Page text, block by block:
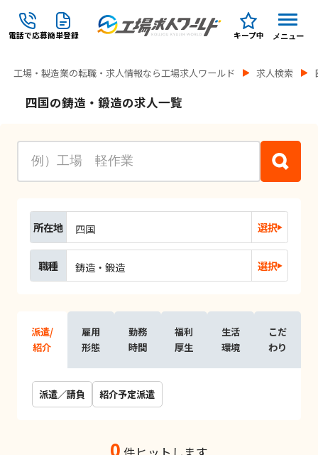
電話で応募簡単登録 キープ中 メニュー
工場・製造業の転職・求人情報なら工場求人ワールド 求人検索
四国の鋳造・鍛造の求人一覧
所在地 四国 選択
職種 鋳造・鍛造 選択
派遣/
紹介
雇用
形態
勤務
時間
福利
厚生
生活
環境
こだ
わり
派遣／請負 紹介予定派遣
0